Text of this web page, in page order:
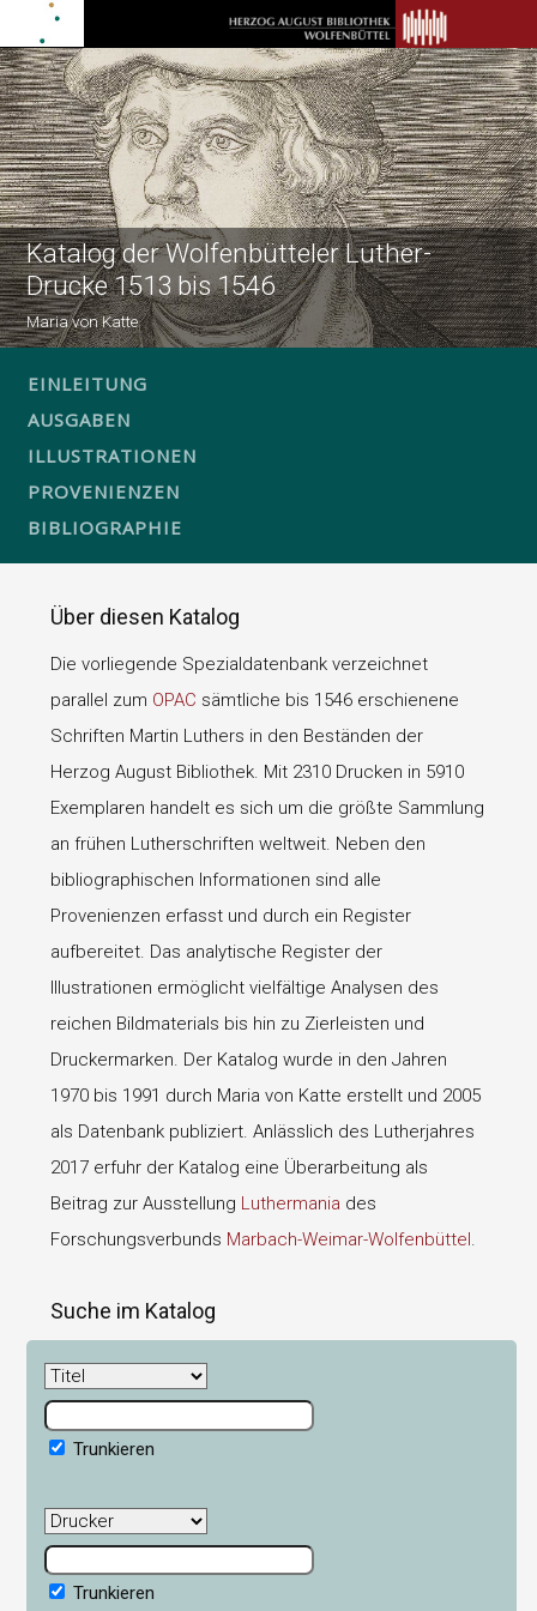
Katalog der Wolfenbütteler Luther-
Drucke 1513 bis 1546
Maria von Katte
EINLEITUNG
AUSGABEN
ILLUSTRATIONEN
PROVENIENZEN
BIBLIOGRAPHIE
Über diesen Katalog
Die vorliegende Spezialdatenbank verzeichnet
parallel zum OPAC sämtliche bis 1546 erschienene
Schriften Martin Luthers in den Beständen der
Herzog August Bibliothek. Mit 2310 Drucken in 5910
Exemplaren handelt es sich um die größte Sammlung
an frühen Lutherschriften weltweit. Neben den
bibliographischen Informationen sind alle
Provenienzen erfasst und durch ein Register
aufbereitet. Das analytische Register der
Illustrationen ermöglicht vielfältige Analysen des
reichen Bildmaterials bis hin zu Zierleisten und
Druckermarken. Der Katalog wurde in den Jahren
1970 bis 1991 durch Maria von Katte erstellt und 2005
als Datenbank publiziert. Anlässlich des Lutherjahres
2017 erfuhr der Katalog eine Überarbeitung als
Beitrag zur Ausstellung Luthermania des
Forschungsverbunds Marbach-Weimar-Wolfenbüttel.
Suche im Katalog
Trunkieren
Trunkieren